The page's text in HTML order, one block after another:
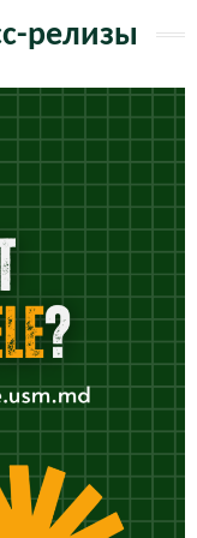
релизы